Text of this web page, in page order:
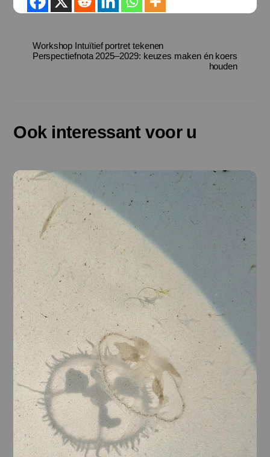
Workshop Intuïtief portret tekenen
Perspectiefnota 2025–2029: keuzes maken én koers
houden
Ook interessant voor u